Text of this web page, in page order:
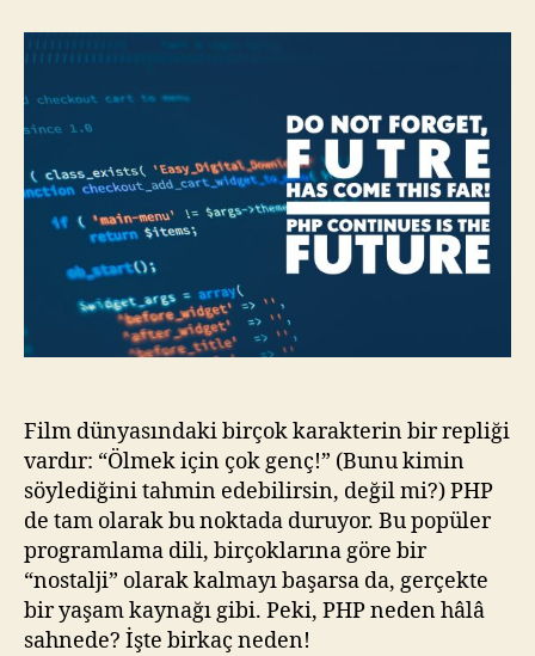
Hayatta
Film dünyasındaki birçok karakterin bir repliği
vardır: “Ölmek için çok genç!” (Bunu kimin
söylediğini tahmin edebilirsin, değil mi?) PHP
de tam olarak bu noktada duruyor. Bu popüler
programlama dili, birçoklarına göre bir
“nostalji” olarak kalmayı başarsa da, gerçekte
bir yaşam kaynağı gibi. Peki, PHP neden hâlâ
sahnede? İşte birkaç neden!